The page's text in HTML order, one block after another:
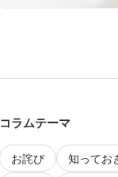
コラムテーマ
お詫び 知ってお